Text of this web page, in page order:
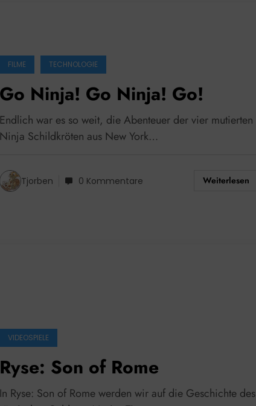
FILME TECHNOLOGIE
Ninja! Go Ninja! Go!
Endlich war es so weit, die Abenteuer der vier mutierten
Schildkröten aus New York…
Tjorben 0 Kommentare Weiterlesen
VIDEOSPIELE
Ryse: Son of Rome
In Ryse: Son of Rome werden wir auf die Geschichte des